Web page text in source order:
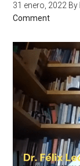
31 enero, 2022 By
Comment